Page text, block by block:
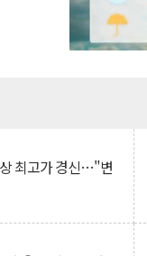
최고가 경신…"변